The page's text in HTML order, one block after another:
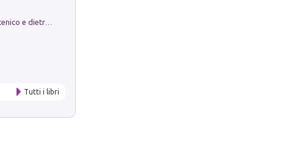
Tutti i libri